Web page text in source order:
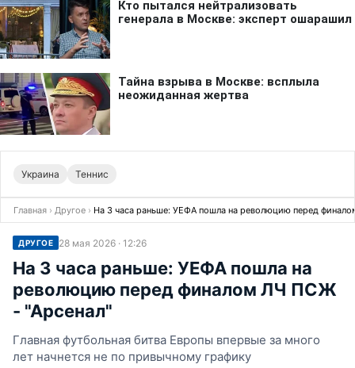
Украина Теннис
Главная › Другое › На 3 часа раньше: УЕФА пошла на революцию перед
ДРУГОЕ 28 мая 2026 · 12:26
На 3 часа раньше: УЕФА пошла на
революцию перед финалом ЛЧ ПСЖ
- "Арсенал"
Главная футбольная битва Европы впервые за много
лет начнется не по привычному графику